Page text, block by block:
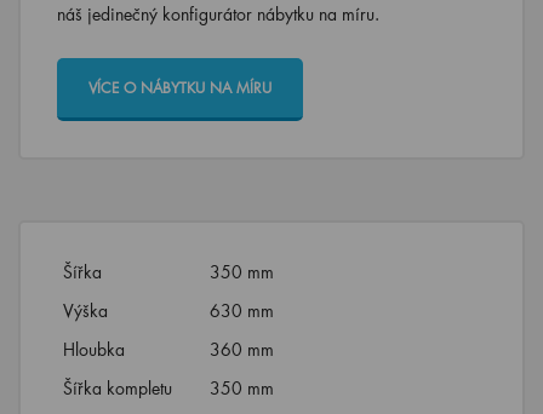
náš jedinečný konfigurátor nábytku na míru.
VÍCE O NÁBYTKU NA MÍRU
Šířka
350 mm
Výška
630 mm
Hloubka
360 mm
Šířka kompletu
350 mm